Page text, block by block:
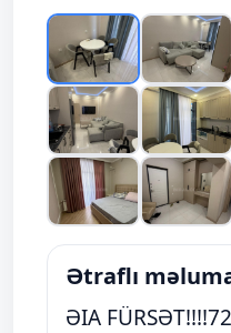
Ətraflı
ƏIA